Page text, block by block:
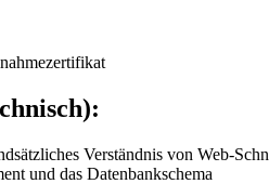
Verständnis von Web-
und das Datenbankschema